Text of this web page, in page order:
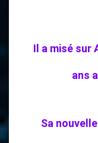
Il a misé sur
ans
Sa